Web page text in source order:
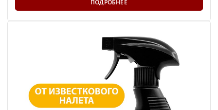
ПОДРОБНЕЕ